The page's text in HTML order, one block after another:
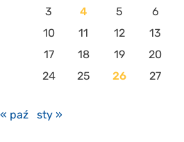
3
4 5 6
10
11 12 13
17
18 19 20
24
25 26 27
« paź sty »